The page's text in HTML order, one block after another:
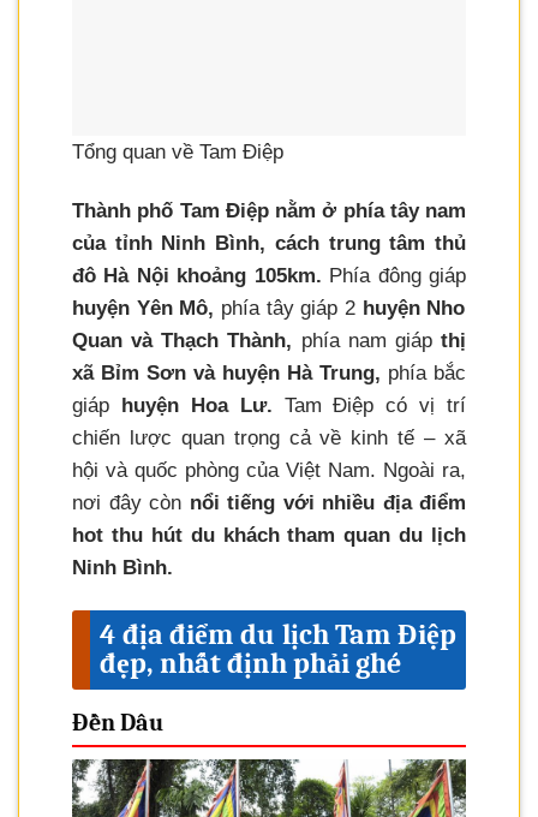
Tổng quan về Tam Điệp
Thành phố Tam Điệp nằm ở phía tây nam
của tỉnh Ninh Bình, cách trung tâm thủ
đô Hà Nội khoảng 105km. Phía đông giáp
huyện Yên Mô, phía tây giáp 2 huyện Nho
Quan và Thạch Thành, phía nam giápthị
xã Bỉm Sơn và huyện Hà Trung, phía bắc
giáp huyện Hoa Lư. Tam Điệp có vị trí
chiến lược quan trọng cả về kinh tế – xã
hội và quốc phòng của Việt Nam. Ngoài ra,
nơi đây còn nổi tiếng với nhiều địa điểm
hot thu hút du khách tham quan du lịch
Ninh Bình.
4 địa điểm du lịch Tam Điệp
đẹp, nhất định phải ghé
Đền Dâu